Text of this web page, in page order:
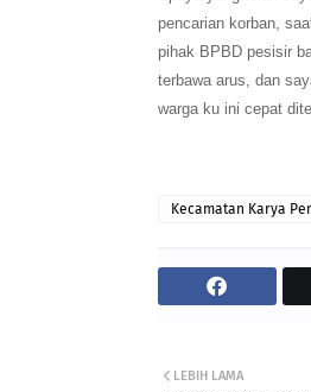
pencarian korban,
pihak BPBD pesisir
terbawa arus, dan
warga ku ini cepat
Kecamatan Karya
LEBIH LAMA